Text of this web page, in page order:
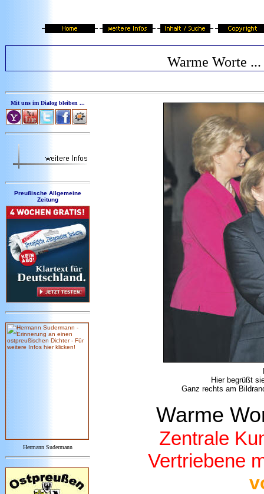
Warme Worte ...
Mit uns im Dialog bleiben ...
Preußische Allgemeine
Zeitung
Hermann Sudermann
Hier begrüßt
Ganz rechts am
Warme
Zentrale
Vertriebene